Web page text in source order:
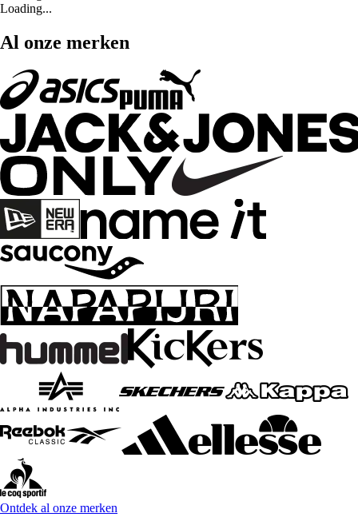
Loading...
Al onze merken
Ontdek al onze merken